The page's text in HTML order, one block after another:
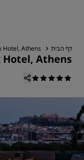
דף הבית Hotel, Athens
Hotel, Athens